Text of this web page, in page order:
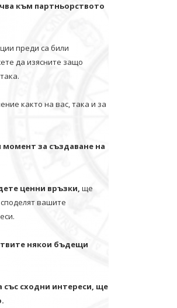
към партньорството
преди са били
да изясните защо
както на вас, така и за
момент за създаване на
ценни връзки, ще
вашите
някои бъдещи
сходни интереси, ще